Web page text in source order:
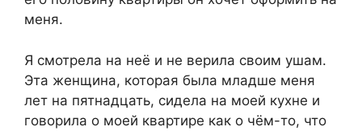
меня.
Я смотрела на неё и не верила своим ушам.
Эта женщина, которая была младше меня
лет на пятнадцать, сидела на моей кухне и
говорила о моей квартире как о чём-то, что